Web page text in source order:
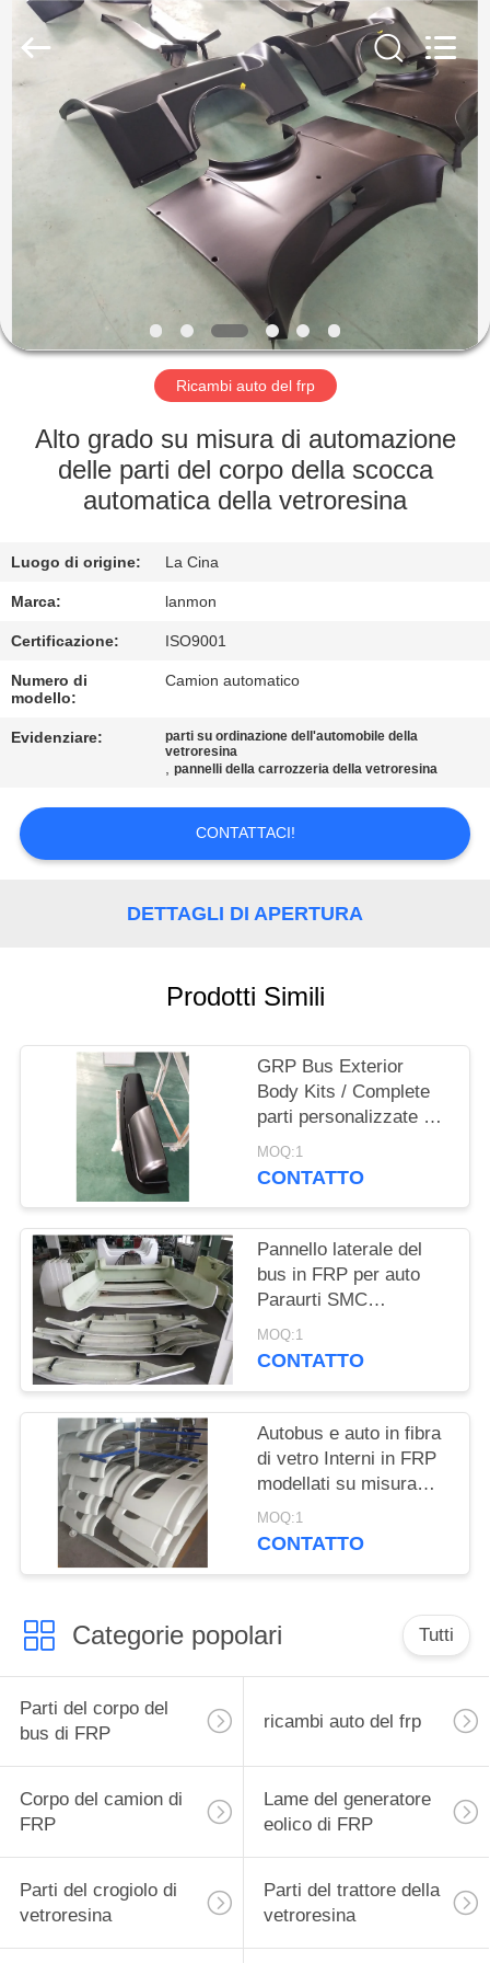
CASA
PRODOTTI
GIRO
FABBRICA
CONTROLLO
QUALITÀ
CONTATTICI
NOTIZIE
DEL
SITO
PRIVACY
Rights
Developed
Ricambi auto del frp
Alto grado su misura di automazione
delle parti del corpo della scocca
automatica della vetroresina
Luogo di origine: La Cina
Marca: lanmon
Certificazione: ISO9001
Numero di
modello:
Camion automatico
Evidenziare:
parti su ordinazione dell'automobile della
vetroresina
,pannelli della carrozzeria della vetroresina
CONTATTACI!
DETTAGLI DI APERTURA
Prodotti Simili
GRP Bus Exterior
Body Kits / Complete
parti personalizzate e
stampate di auto
MOQ:1
CONTATTO
Pannello laterale del
bus in FRP per auto
Paraurti SMC
composito
personalizzato scocca
MOQ:1
CONTATTO
Autobus e auto in fibra
di vetro Interni in FRP
modellati su misura
Produttore di parti di
carrozzeria di autobus
MOQ:1
CONTATTO
Categorie popolari Tutti
Parti del corpo del
bus di FRP
ricambi auto del frp
Corpo del camion di
FRP
Lame del generatore
eolico di FRP
Parti del crogiolo di
vetroresina
Parti del trattore della
vetroresina